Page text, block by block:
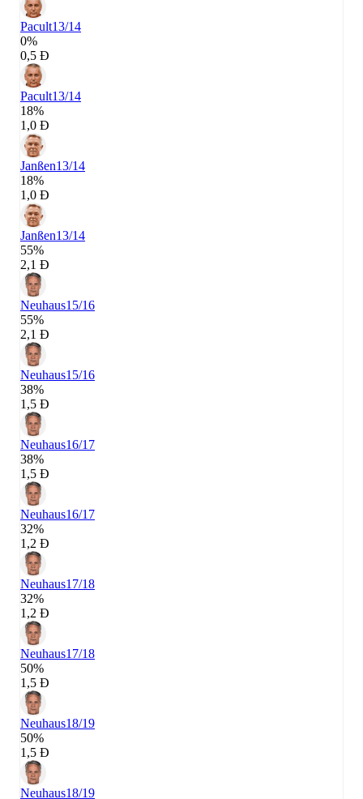
Pacult13/14
0%
0,5 Đ
Pacult13/14
18%
1,0 Đ
Janßen13/14
18%
1,0 Đ
Janßen13/14
55%
2,1 Đ
Neuhaus15/16
55%
2,1 Đ
Neuhaus15/16
38%
1,5 Đ
Neuhaus16/17
38%
1,5 Đ
Neuhaus16/17
32%
1,2 Đ
Neuhaus17/18
32%
1,2 Đ
Neuhaus17/18
50%
1,5 Đ
Neuhaus18/19
50%
1,5 Đ
Neuhaus18/19